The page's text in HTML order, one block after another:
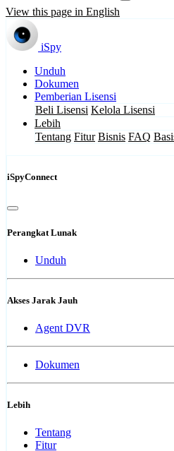
View this page in English
iSpy
Unduh
Dokumen
Pemberian Lisensi
Beli Lisensi Kelola Lisensi
Lebih
Tentang Fitur Bisnis FAQ
iSpyConnect
Perangkat Lunak
Unduh
Akses Jarak Jauh
Agent DVR
Dokumen
Lebih
Tentang
Fitur